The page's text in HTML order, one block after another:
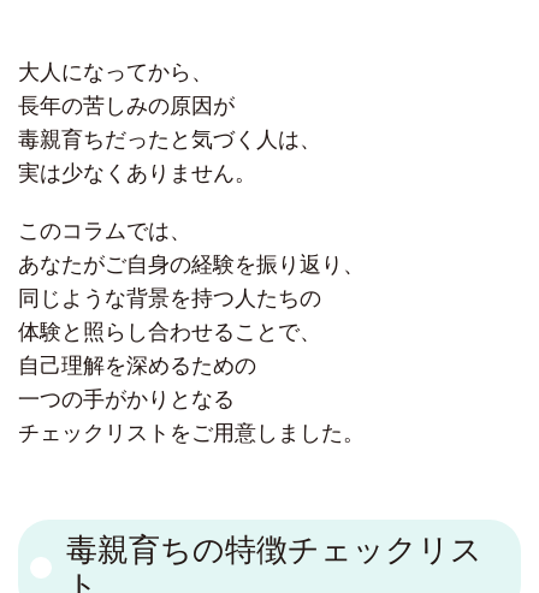
大人になってから、
長年の苦しみの原因が
毒親育ちだったと気づく人は、
実は少なくありません。
このコラムでは、
あなたがご自身の経験を振り返り、
同じような背景を持つ人たちの
体験と照らし合わせることで、
自己理解を深めるための
一つの手がかりとなる
チェックリストをご用意しました。
毒親育ちの特徴チェックリス
ト